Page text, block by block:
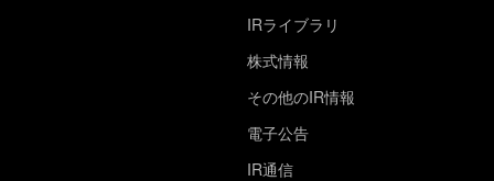
IRライブラリ
株式情報
その他のIR情報
電子公告
IR通信